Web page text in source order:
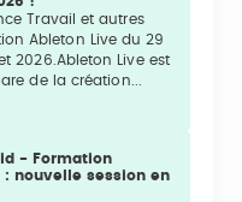
Travail et autres
Ableton Live du 29
2026.Ableton Live est
de la création...
- Formation
: nouvelle session en